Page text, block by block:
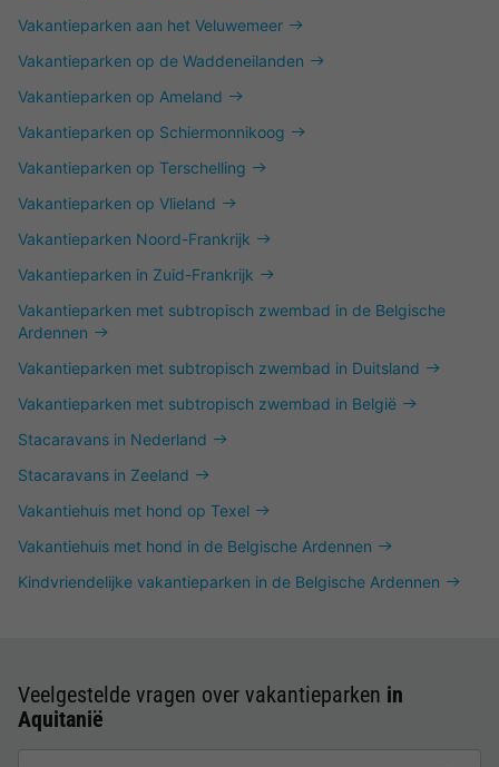
Vakantieparken aan het Veluwemeer
Vakantieparken op de Waddeneilanden
Vakantieparken op Ameland
Vakantieparken op Schiermonnikoog
Vakantieparken op Terschelling
Vakantieparken op Vlieland
Vakantieparken Noord-Frankrijk
Vakantieparken in Zuid-Frankrijk
Vakantieparken met subtropisch zwembad in de Belgische
Ardennen
Vakantieparken met subtropisch zwembad in Duitsland
Vakantieparken met subtropisch zwembad in België
Stacaravans in Nederland
Stacaravans in Zeeland
Vakantiehuis met hond op Texel
Vakantiehuis met hond in de Belgische Ardennen
Kindvriendelijke vakantieparken in de Belgische Ardennen
Veelgestelde vragen over vakantieparken in
Aquitanië